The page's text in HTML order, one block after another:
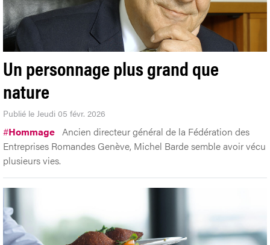
Un personnage plus grand que
nature
Publié le Jeudi 05 févr. 2026
#Hommage Ancien directeur général de la Fédération des
Entreprises Romandes Genève, Michel Barde semble avoir vécu
plusieurs vies.